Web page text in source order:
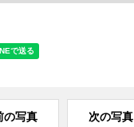
の写真 次の写真